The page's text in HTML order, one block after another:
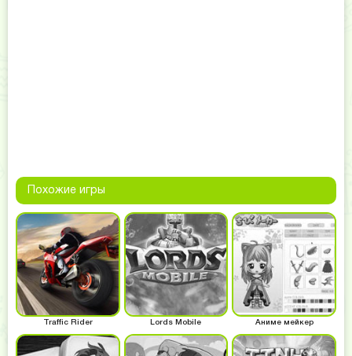
Похожие игры
Traffic Rider Lords Mobile Аниме мейкер